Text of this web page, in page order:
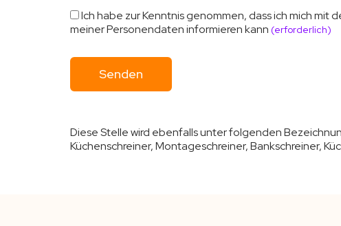
Ich habe zur Kenntnis genommen, dass ich mich mit
meiner Personendaten informieren kann (erforderlich)
Diese Stelle wird ebenfalls unter folgenden
Küchenschreiner, Montageschreiner, Bankschreiner,